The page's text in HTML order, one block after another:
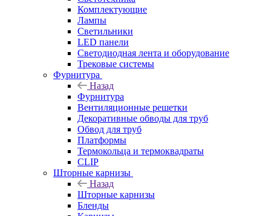
Комплектующие
Лампы
Светильники
LED панели
Светодиодная лента и оборудование
Трековые системы
Фурнитура
Назад
Фурнитура
Вентиляционные решетки
Декоративные обводы для труб
Обвод для труб
Платформы
Термокольца и термоквадраты
CLIP
Шторные карнизы
Назад
Шторные карнизы
Бленды